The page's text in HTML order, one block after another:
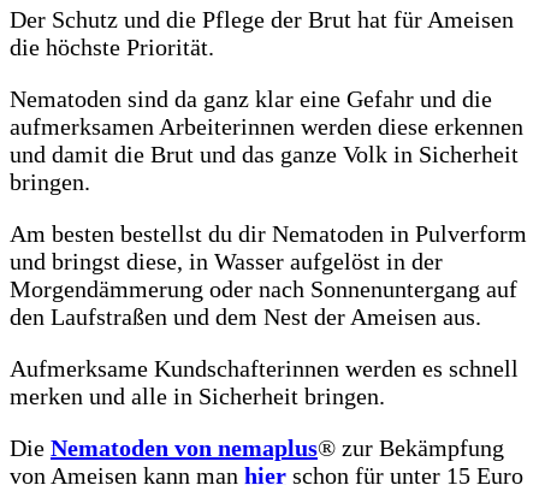
Der Schutz und die Pflege der Brut hat für Ameisen
die höchste Priorität.
Nematoden sind da ganz klar eine Gefahr und die
aufmerksamen Arbeiterinnen werden diese erkennen
und damit die Brut und das ganze Volk in Sicherheit
bringen.
Am besten bestellst du dir Nematoden in Pulverform
und bringst diese, in Wasser aufgelöst in der
Morgendämmerung oder nach Sonnenuntergang auf
den Laufstraßen und dem Nest der Ameisen aus.
Aufmerksame Kundschafterinnen werden es schnell
merken und alle in Sicherheit bringen.
Die Nematoden von nemaplus® zur Bekämpfung
von Ameisen kann man hier schon für unter 15 Euro